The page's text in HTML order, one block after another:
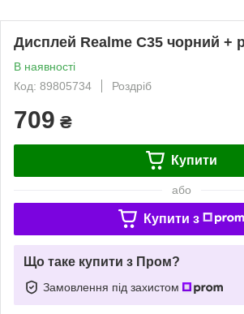
Дисплей Realme C35 чорний +
В наявності
Код: 89805734
Роздріб
709 ₴
Купити
або
Купити з
Що таке купити з Пром?
Замовлення під захистом